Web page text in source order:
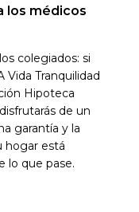
los médicos
colegiados: si
Vida Tranquilidad
Hipoteca
de un
garantía y la
hogar está
lo que pase.